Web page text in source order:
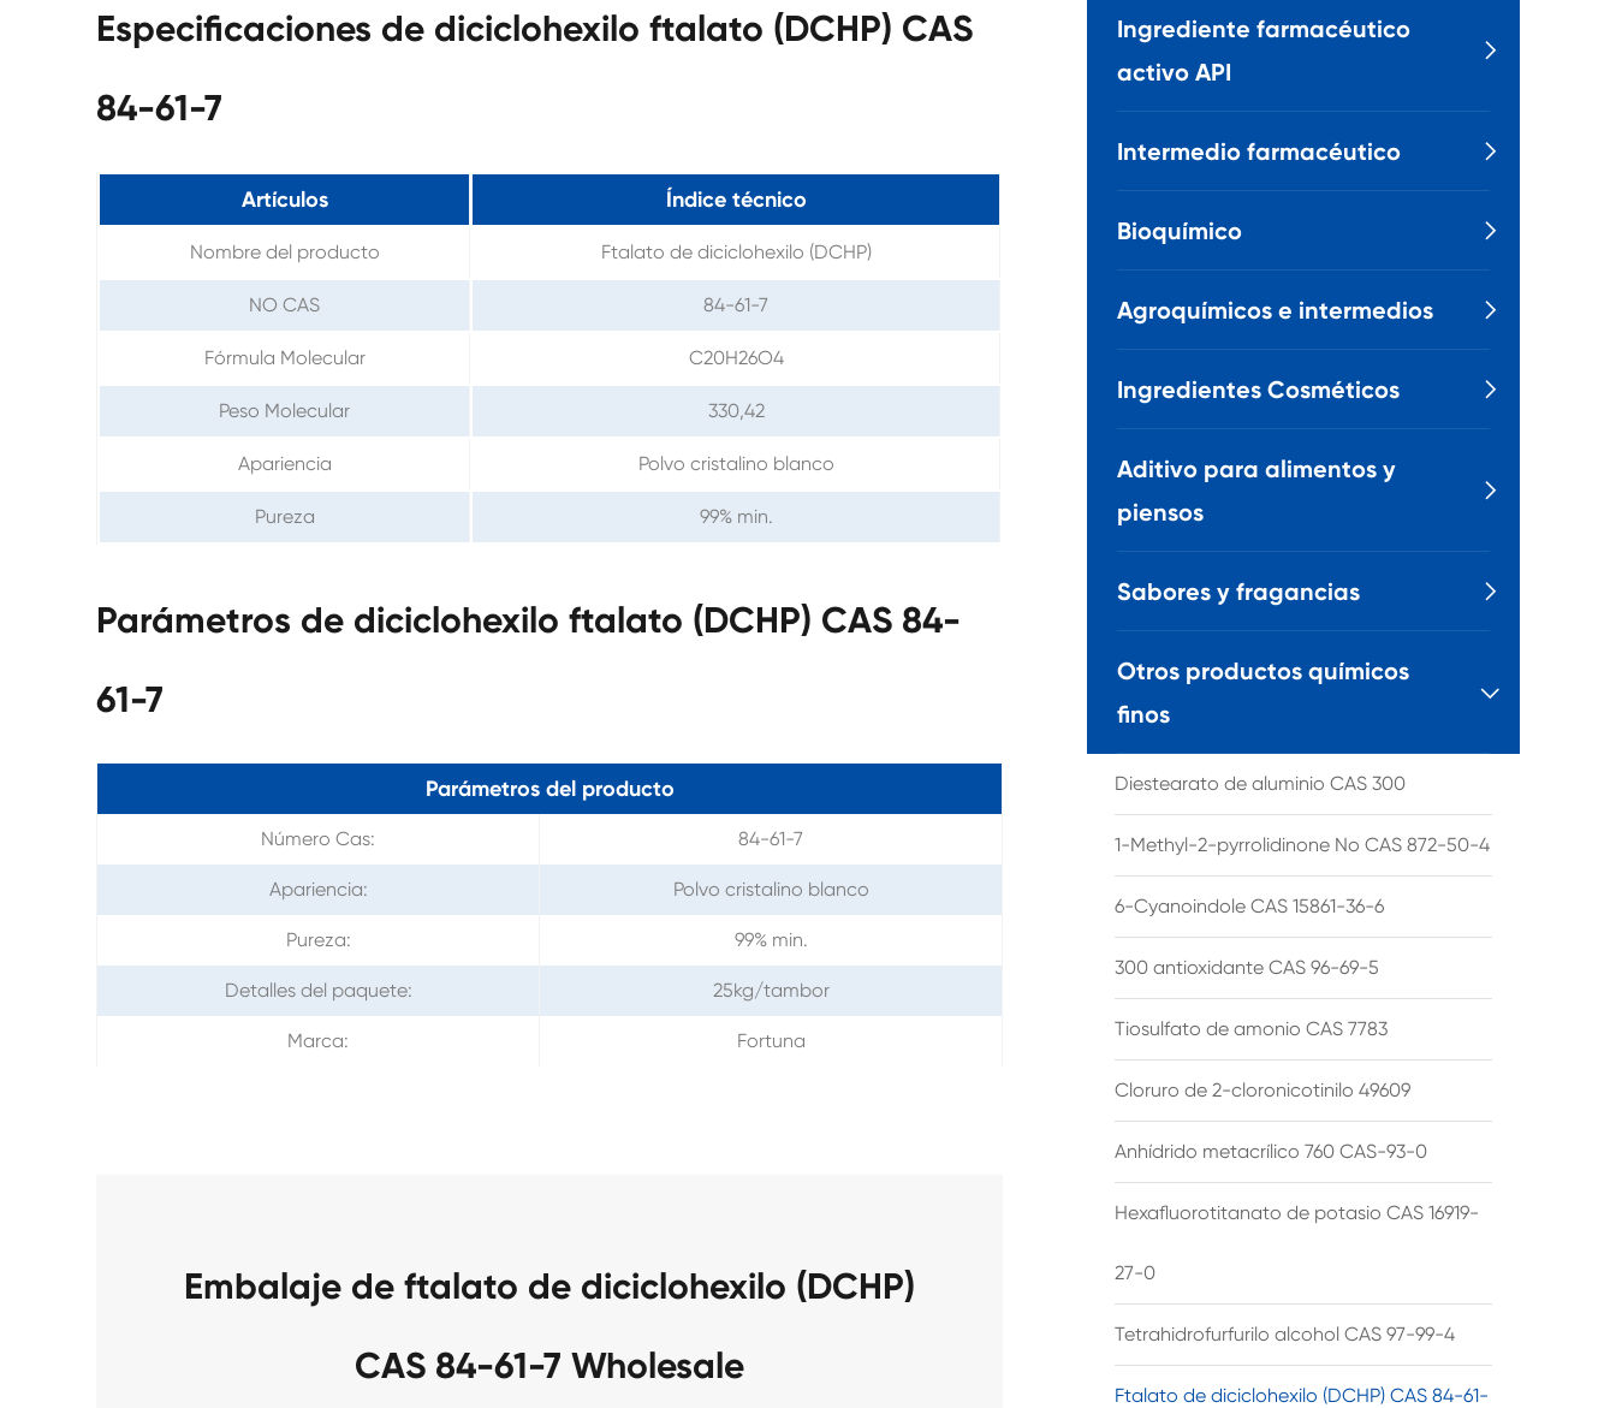
Especificaciones de diciclohexilo ftalato (DCHP) CAS
84-61-7
Artículos Índice técnico
Nombre del producto Ftalato de diciclohexilo (DCHP)
NO CAS 84-61-7
Fórmula Molecular C20H26O4
Peso Molecular 330,42
Apariencia Polvo cristalino blanco
Pureza 99% min.
Parámetros de diciclohexilo ftalato (DCHP) CAS 84-
61-7
Parámetros del producto
Número Cas: 84-61-7
Apariencia: Polvo cristalino blanco
Pureza: 99% min.
Detalles del paquete: 25kg/tambor
Marca: Fortuna
Embalaje de ftalato de diciclohexilo (DCHP)
CAS 84-61-7 Wholesale
Ingrediente farmacéutico
activo API

Intermedio farmacéutico 
Bioquímico 
Agroquímicos e intermedios 
Ingredientes Cosméticos 
Aditivo para alimentos y
piensos

Sabores y fragancias 
Otros productos químicos
finos

Diestearato de aluminio CAS 300
1-Methyl-2-pyrrolidinone No CAS 872-50-4
6-Cyanoindole CAS 15861-36-6
300 antioxidante CAS 96-69-5
Tiosulfato de amonio CAS 7783
Cloruro de 2-cloronicotinilo 49609
Anhídrido metacrílico 760 CAS-93-0
Hexafluorotitanato de potasio CAS 16919-
27-0
Tetrahidrofurfurilo alcohol CAS 97-99-4
Ftalato de diciclohexilo (DCHP) CAS 84-61-